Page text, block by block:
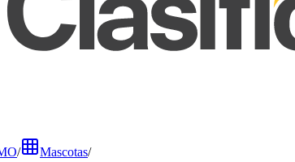
/ Mascotas/